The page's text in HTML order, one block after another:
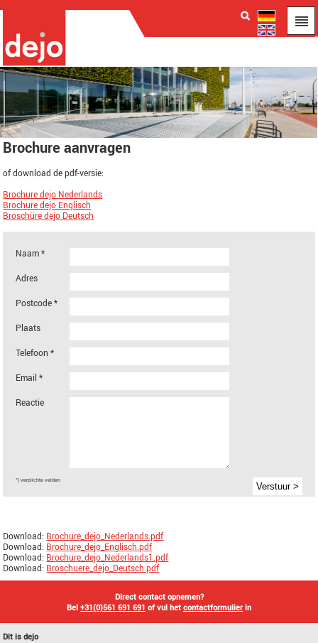
Brochure aanvragen
of download de pdf-versie:
Brochure dejo Nederlands
Brochure dejo Englisch
Broschüre dejo Deutsch
Naam *
Adres
Postcode *
Plaats
Telefoon *
Email *
Reactie
*) verplichte velden
Download: Brochure_dejo_Nederlands.pdf
Download: Brochure_dejo_Englisch.pdf
Download: Brochure_dejo_Nederlands1.pdf
Download: Broschuere_dejo_Deutsch.pdf
Direct contact opnemen?
Bel +31(0)561 691 691 of vul het contactformulier in
Dit is dejo